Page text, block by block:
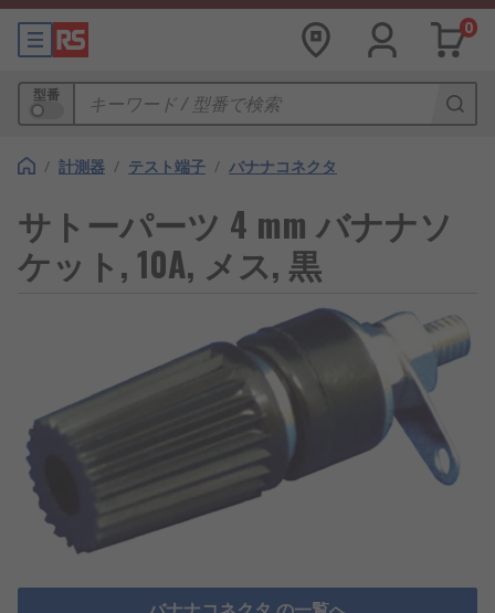
0
型番
/ 計測器 / テスト端子 / バナナコネクタ
サトーパーツ 4 mm バナナソ
ケット, 10A, メス, 黒